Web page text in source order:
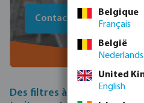
Contactez-nous pour
Des filtres à tambour de
Belgique
Français
België
Nederlands
United
English